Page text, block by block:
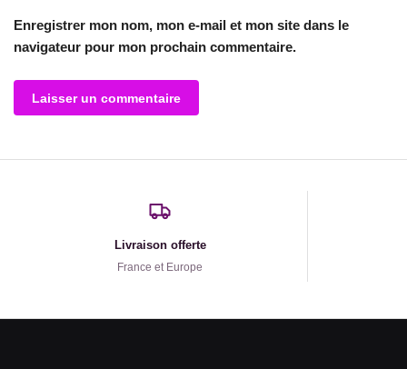
Enregistrer mon nom, mon e-mail et mon site dans le
navigateur pour mon prochain commentaire.
Livraison offerte
France et Europe